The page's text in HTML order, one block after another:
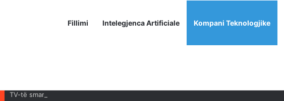
Fillimi Intelegjenca Artificiale Kompani Teknologjike
TV-të smart po braktisin Android OS: Arsyet kryesore